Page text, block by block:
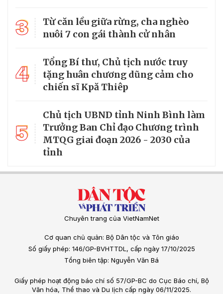
3
Từ căn lều giữa rừng, cha nghèo
nuôi 7 con gái thành cử nhân
4
Tổng Bí thư, Chủ tịch nước truy
tặng huân chương dũng cảm cho
chiến sĩ Kpă Thiêp
5
Chủ tịch UBND tỉnh Ninh Bình làm
Trưởng Ban Chỉ đạo Chương trình
MTQG giai đoạn 2026 - 2030 của
tỉnh
Chuyên trang của VietNamNet
Cơ quan chủ quản: Bộ Dân tộc và Tôn giáo
Số giấy phép: 146/GP-BVHTTDL, cấp ngày 17/10/2025
Tổng biên tập: Nguyễn Văn Bá
Giấy phép hoạt động báo chí số 57/GP-BC do Cục Báo chí, Bộ
Văn hóa, Thể thao và Du lịch cấp ngày 06/11/2025.